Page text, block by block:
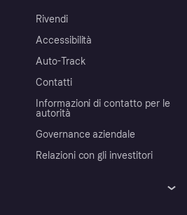
Rivendi
Accessibilità
Auto-Track
Contatti
Informazioni di contatto per le
autorità
Governance aziendale
Relazioni con gli investitori